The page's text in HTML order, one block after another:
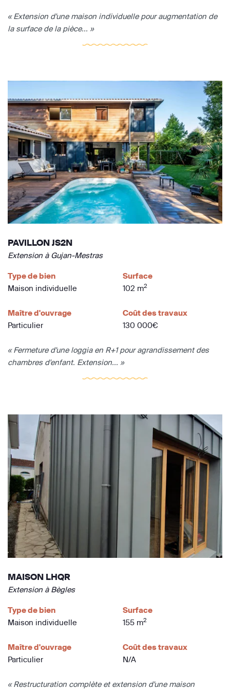
« Extension d'une maison individuelle pour augmentation de
la surface de la pièce... »
PAVILLON JS2N
Extension à Gujan-Mestras
Type de bien
Maison individuelle
Surface
102 m2
Maître d'ouvrage
Particulier
Coût des travaux
130 000€
« Fermeture d'une loggia en R+1 pour agrandissement des
chambres d'enfant. Extension... »
MAISON LHQR
Extension à Bègles
Type de bien
Maison individuelle
Surface
155 m2
Maître d'ouvrage
Particulier
Coût des travaux
N/A
« Restructuration complète et extension d'une maison